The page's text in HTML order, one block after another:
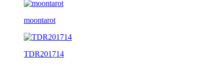
moontarot
TDR201714